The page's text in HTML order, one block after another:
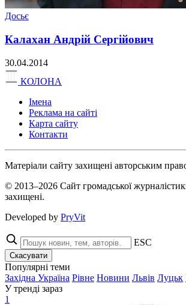
Досьє
Калахан Андрій Сергійович
30.04.2014
КОЛОНА
Імена
Реклама на сайті
Карта сайту
Контакти
Матеріали сайту захищені авторським
© 2013–2026 Сайт громадської
захищені.
Developed by PryVit
ESC
Скасувати
Популярні теми
Західна Україна Рівне Новини Львів Луцьк
У тренді зараз
1